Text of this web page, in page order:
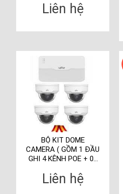
Liên hệ
BỘ KIT DOME
CAMERA ( GỒM 1 ĐẦU
GHI 4 KÊNH POE + 04
2.0MP )
Liên hệ